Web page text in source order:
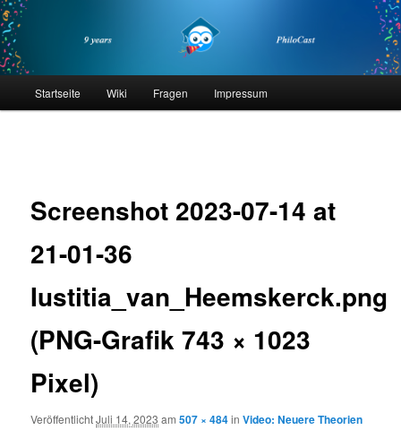
Zum
primären
Inhalt
springenphilocast
Startseite Wiki Fragen Impressum
Screenshot 2023-07-14 at
21-01-36
Iustitia_van_Heemskerck.png
(PNG-Grafik 743 × 1023
Pixel)
VeröffentlichtJuli 14, 2023 am507 × 484inVideo: Neuere Theorien